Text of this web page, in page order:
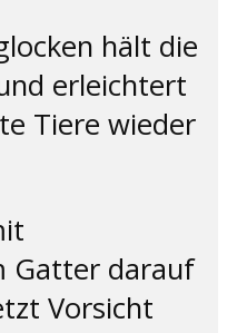
hält die
erleichtert
Tiere wieder
Gatter darauf
Vorsicht